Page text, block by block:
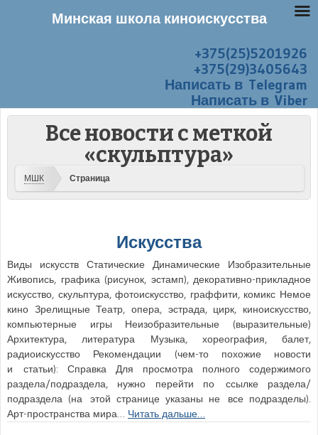
+375(25)5201926
+375(29)3405643
Написать в Telegram
Написать в Viber
Все новости с меткой
«скульптура»
МШК Страница
Искусства
Виды искусств Статические Динамические Изобразительные
Живопись, графика (рисунок, эстамп), декоративно-прикладное
искусство, скульптура, фотоискусство, граффити, комикс Немое
кино Зрелищные Театр, опера, эстрада, цирк, киноискусство,
компьютерные игры Неизобразительные (выразительные)
Архитектура, литература Музыка, хореография, балет,
радиоискусство Рекомендации (чем-то похожие новости
и статьи): Справка Для просмотра полного содержимого
раздела/подраздела, нужно перейти по ссылке раздела/
подраздела (на этой странице указаны не все подразделы).
Арт-пространства мира… Читать дальше…
Минская школа киноискусства